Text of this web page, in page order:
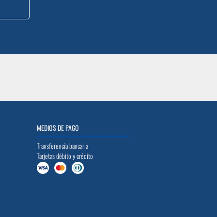
MEDIOS DE PAGO
Transferencia bancaria
Tarjetas débito y crédito